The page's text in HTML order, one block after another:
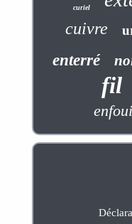
curiel
cuivre
enterré
fil